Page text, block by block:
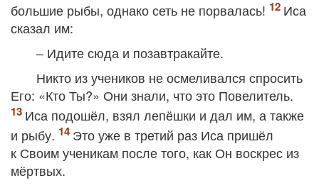
большие рыбы, однако сеть не порвалась!
Иса
сказал им:
– Идите сюда и позавтракайте.
Никто из учеников не осмеливался спросить
Его: «Кто Ты?» Они знали, что это Повелитель.
Иса подошёл, взял лепёшки и дал им, а также
и рыбу.
Это уже в третий раз Иса пришёл
к Своим ученикам после того, как Он воскрес из
мёртвых.